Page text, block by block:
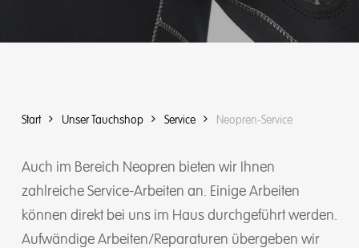
Start Unser Tauchshop Service Neopren-Service
Auch im Bereich Neopren bieten wir Ihnen
zahlreiche Service-Arbeiten an. Einige Arbeiten
können direkt bei uns im Haus durchgeführt werden.
Aufwändige Arbeiten/Reparaturen übergeben wir